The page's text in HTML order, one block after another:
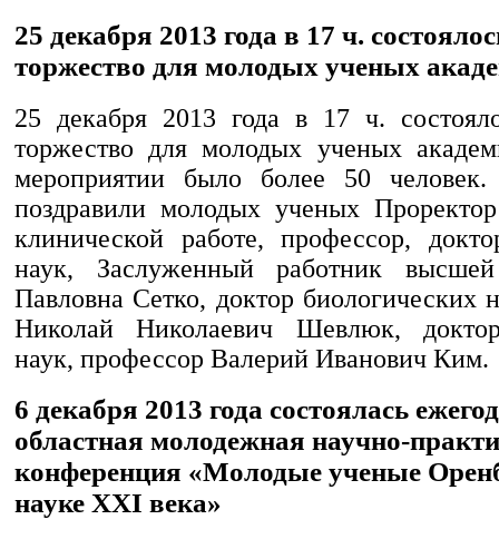
25 декабря 2013 года в 17 ч.
торжество для молодых ученых
25 декабря 2013 года в 17 ч.
торжество для молодых ученых
мероприятии было более 50
поздравили молодых ученых
клинической работе, профессор,
наук, Заслуженный работник
Павловна Сетко, доктор биологических
Николай Николаевич Шевлюк,
наук, профессор Валерий Иванович Ким.
6 декабря 2013 года состоялась
областная молодежная научно-
конференция «Молодые ученые
науке XXI века»